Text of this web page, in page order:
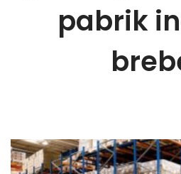
pabrik